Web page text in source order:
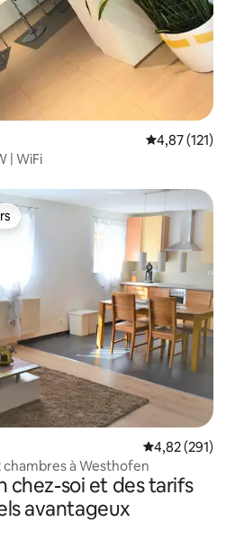
Évaluation
4,87 (121)
| WiFi
Évaluation
4,82 (291)
à Westhofen
chez-soi et des tarifs
avantageux